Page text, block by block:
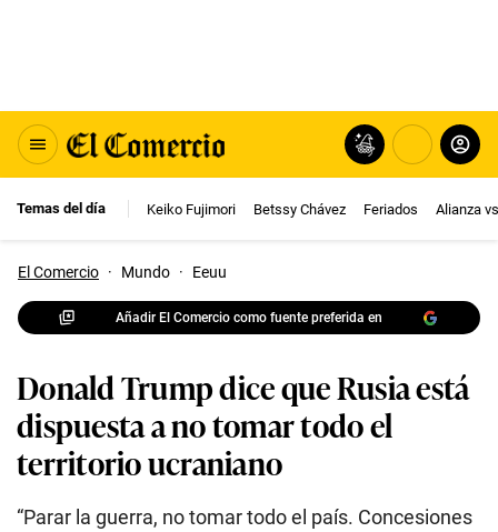
Temas del día Keiko Fujimori Betssy Chávez Feriados Alianza
El Comercio · Mundo · Eeuu
Añadir El Comercio como fuente preferida en
Donald Trump dice que Rusia está
dispuesta a no tomar todo el
territorio ucraniano
“Parar la guerra, no tomar todo el país. Concesiones